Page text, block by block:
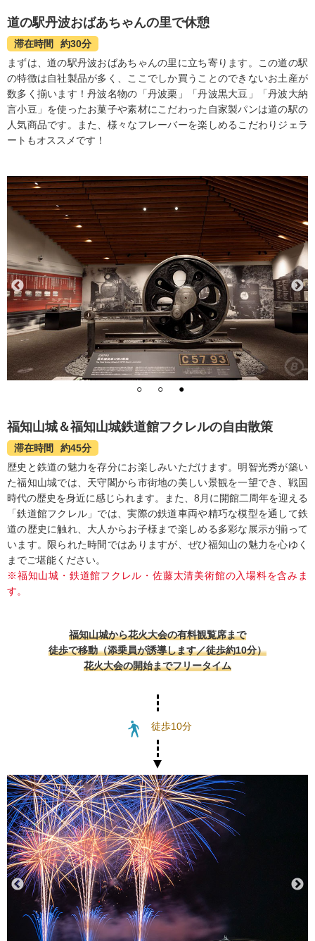
道の駅丹波おばあちゃんの里で休憩
滞在時間
約30分
まずは、道の駅丹波おばあちゃんの里に立ち寄ります。この道の駅
の特徴は自社製品が多く、ここでしか買うことのできないお土産が
数多く揃います！丹波名物の「丹波栗」「丹波黒大豆」「丹波大納
言小豆」を使ったお菓子や素材にこだわった自家製パンは道の駅の
人気商品です。また、様々なフレーバーを楽しめるこだわりジェラ
ートもオススメです！
福知山城＆福知山城鉄道館フクレルの自由散策
滞在時間
約45分
歴史と鉄道の魅力を存分にお楽しみいただけます。明智光秀が築い
た福知山城では、天守閣から市街地の美しい景観を一望でき、戦国
時代の歴史を身近に感じられます。また、8月に開館二周年を迎える
「鉄道館フクレル」では、実際の鉄道車両や精巧な模型を通して鉄
道の歴史に触れ、大人からお子様まで楽しめる多彩な展示が揃って
います。限られた時間ではありますが、ぜひ福知山の魅力を心ゆく
までご堪能ください。
※福知山城・鉄道館フクレル・佐藤太清美術館の入場料を含みま
す。
福知山城から花火大会の有料観覧席まで
徒歩で移動（添乗員が誘導します／徒歩約10分）
花火大会の開始までフリータイム
徒歩10分